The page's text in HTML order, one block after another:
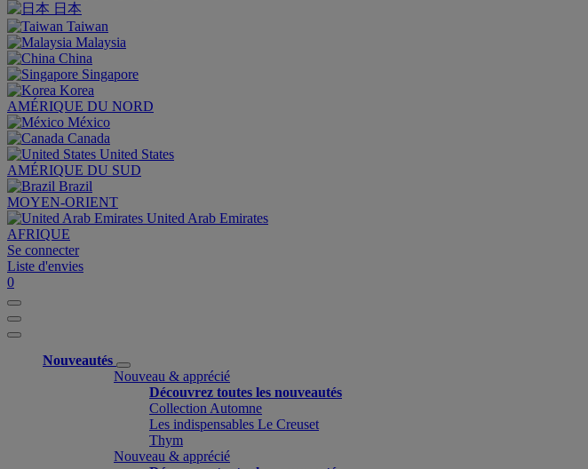
日本
Taiwan
Malaysia
China
Singapore
Korea
AMÉRIQUE DU NORD
México
Canada
United States
AMÉRIQUE DU SUD
Brazil
MOYEN-ORIENT
United Arab Emirates
AFRIQUE
Se connecter
Liste d'envies
0
Nouveautés
Nouveau & apprécié
Découvrez toutes les nouveautés
Collection Automne
Les indispensables Le Creuset
Thym
Nouveau & apprécié